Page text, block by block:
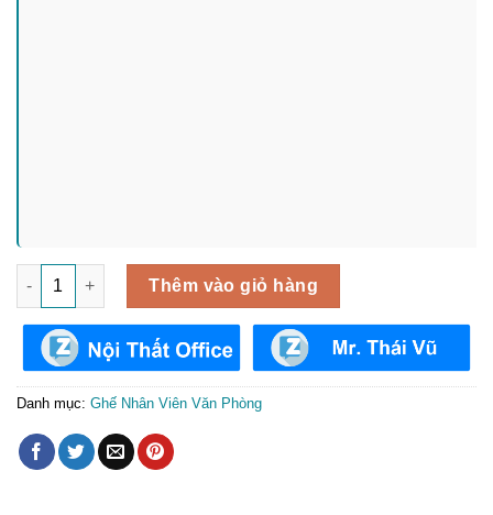
Ghế Làm Việc Nhân Viên Văn Phòng GNV-14 số lượng
Thêm vào giỏ hàng
Danh mục: Ghế Nhân Viên Văn Phòng